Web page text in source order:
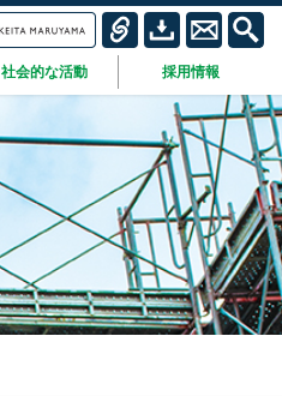
社会的な活動 採用情報